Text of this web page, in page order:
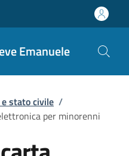
Emanuele
stato civile /
per minorenni